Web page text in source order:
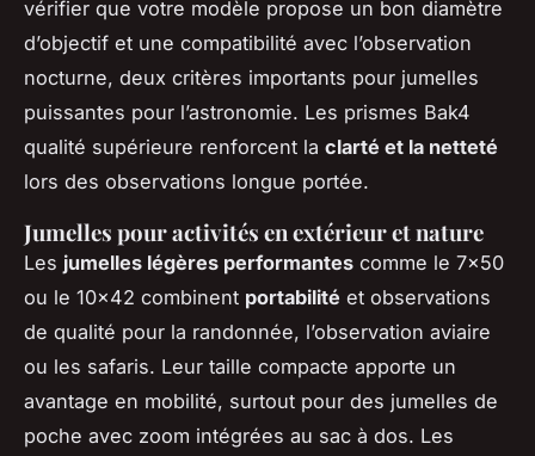
vérifier que votre modèle propose un bon diamètre
d’objectif et une compatibilité avec l’observation
nocturne, deux critères importants pour jumelles
puissantes pour l’astronomie. Les prismes Bak4
qualité supérieure renforcent la clarté et la netteté
lors des observations longue portée.
Jumelles pour activités en extérieur et nature
Les jumelles légères performantes comme le 7x50
ou le 10x42 combinent portabilité et observations
de qualité pour la randonnée, l’observation aviaire
ou les safaris. Leur taille compacte apporte un
avantage en mobilité, surtout pour des jumelles de
poche avec zoom intégrées au sac à dos. Les